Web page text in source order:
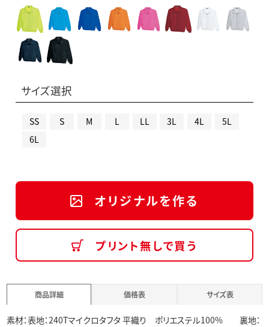
サイズ選択
SS S M L LL 3L 4L
5L
6L
オリジナルを作る
プリント無しで買う
商品詳細 価格表 サイズ表
素材：表地：240Tマイクロタフタ 平織り ポリエステル100% 裏地：